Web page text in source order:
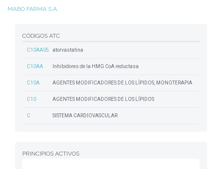
MABO FARMA S.A.
CÓDIGOS ATC
C10AA05 atorvastatina
C10AA Inhibidores de la HMG CoA reductasa
C10A AGENTES MODIFICADORES DE LOS LÍPIDOS, MONOTERAPIA
C10 AGENTES MODIFICADORES DE LOS LÍPIDOS
C SISTEMA CARDIOVASCULAR
PRINCIPIOS ACTIVOS